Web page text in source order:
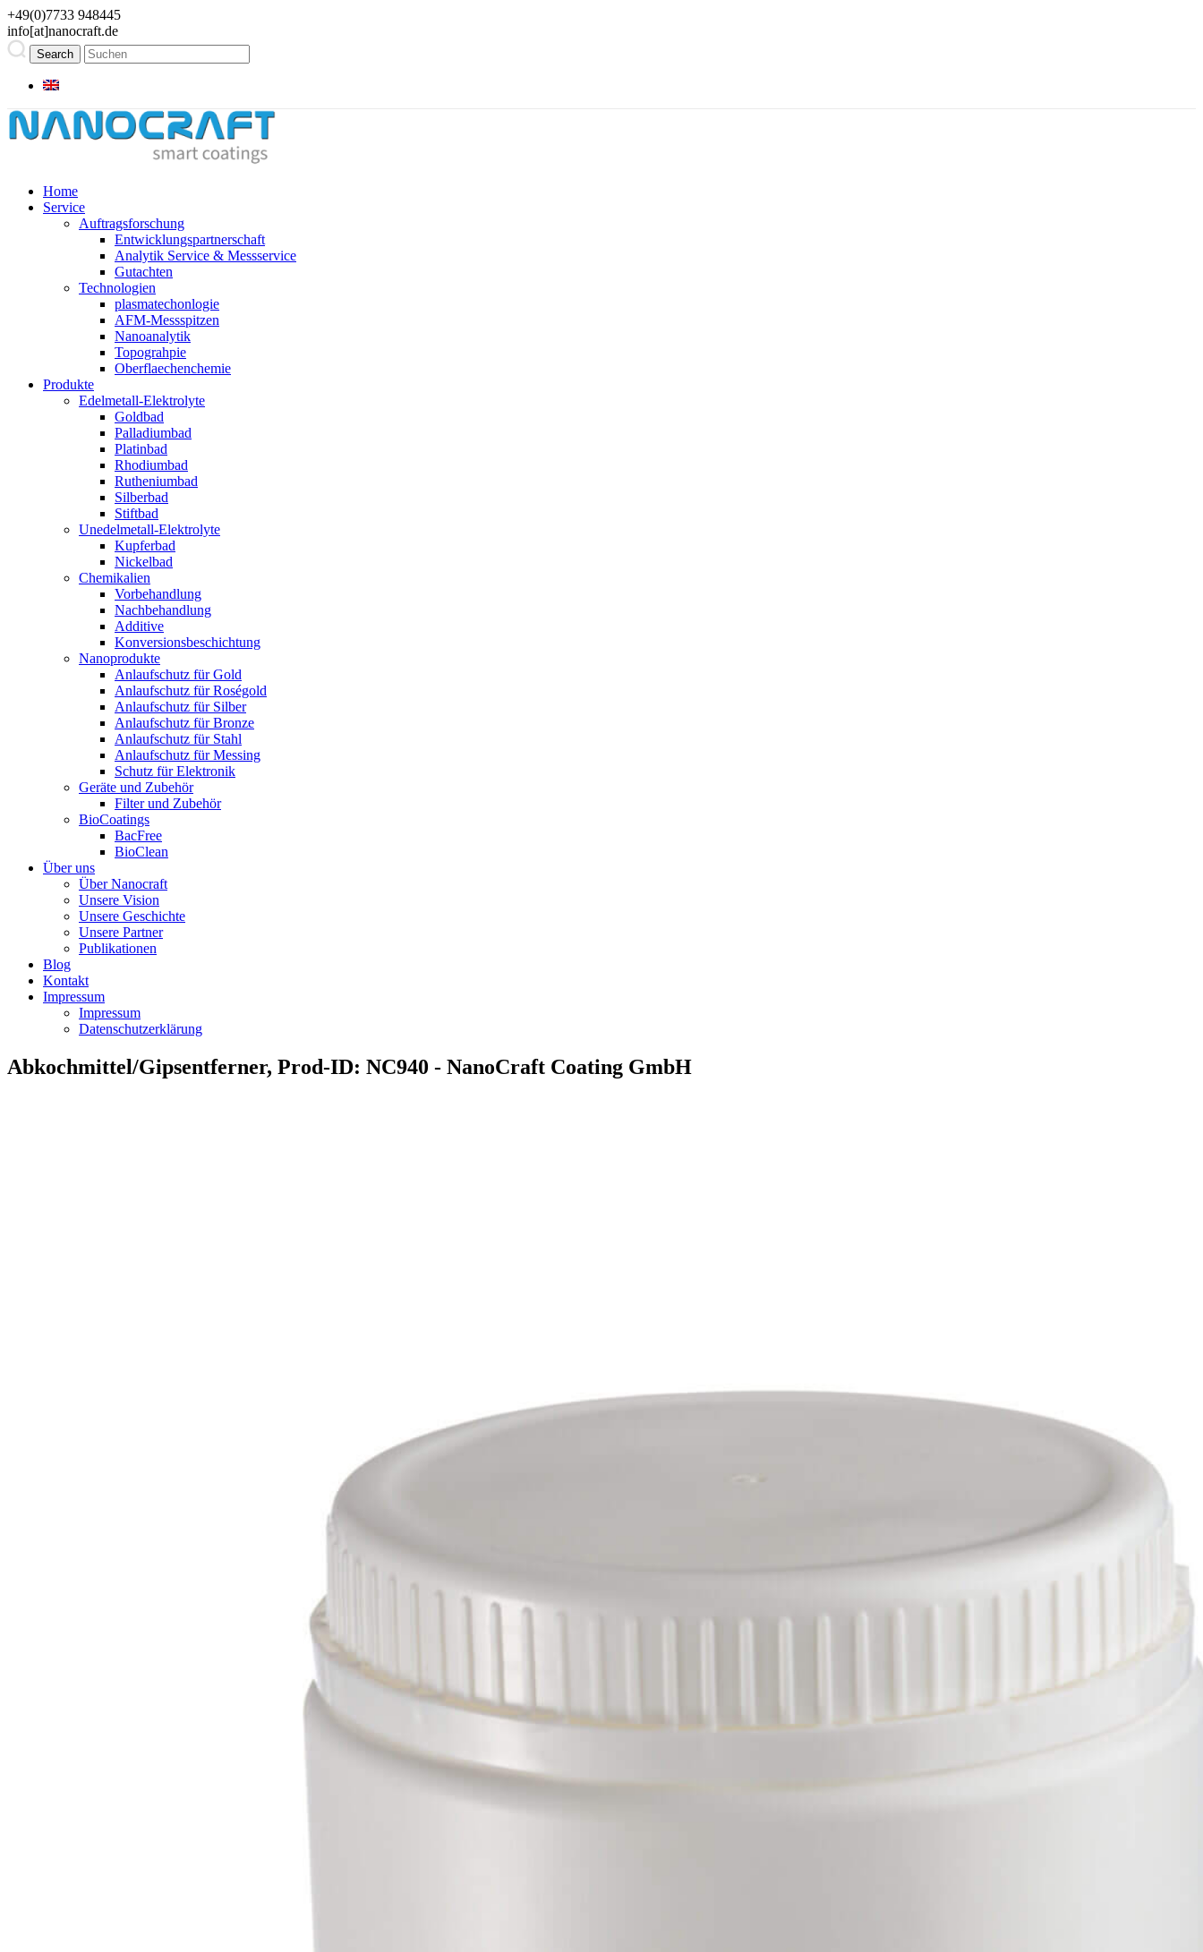
+49(0)7733 948445
info[at]nanocraft.de
Home
Service
Auftragsforschung
Entwicklungspartnerschaft
Analytik Service & Messservice
Gutachten
Technologien
plasmatechonlogie
AFM-Messspitzen
Nanoanalytik
Topograhpie
Oberflaechenchemie
Produkte
Edelmetall-Elektrolyte
Goldbad
Palladiumbad
Platinbad
Rhodiumbad
Rutheniumbad
Silberbad
Stiftbad
Unedelmetall-Elektrolyte
Kupferbad
Nickelbad
Chemikalien
Vorbehandlung
Nachbehandlung
Additive
Konversionsbeschichtung
Nanoprodukte
Anlaufschutz für Gold
Anlaufschutz für Roségold
Anlaufschutz für Silber
Anlaufschutz für Bronze
Anlaufschutz für Stahl
Anlaufschutz für Messing
Schutz für Elektronik
Geräte und Zubehör
Filter und Zubehör
BioCoatings
BacFree
BioClean
Über uns
Über Nanocraft
Unsere Vision
Unsere Geschichte
Unsere Partner
Publikationen
Blog
Kontakt
Impressum
Impressum
Datenschutzerklärung
Abkochmittel/Gipsentferner, Prod-ID: NC940 - NanoCraft Coating GmbH